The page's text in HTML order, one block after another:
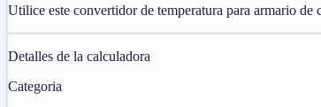
Utilice este convertidor de temperatura para armario
Detalles de la calculadora
Categoria